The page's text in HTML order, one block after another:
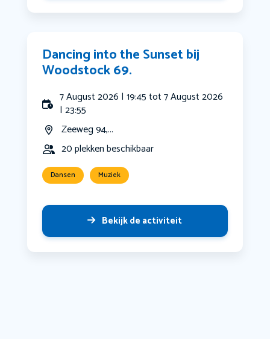
Dancing into the Sunset bij
Woodstock 69.
7 August 2026 | 19:45 tot 7 August 2026
| 23:55
Zeeweg 94,...
20 plekken beschikbaar
Dansen Muziek
Bekijk de activiteit